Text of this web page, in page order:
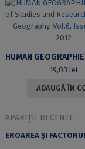
19,03 lei
ADAUGĂ ÎN
APARIȚII RECENTE
EROAREA ȘI